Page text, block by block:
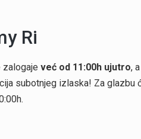
Ri
zalogaje već od 11:00h ujutro,
subotnjeg izlaska! Za glazbu